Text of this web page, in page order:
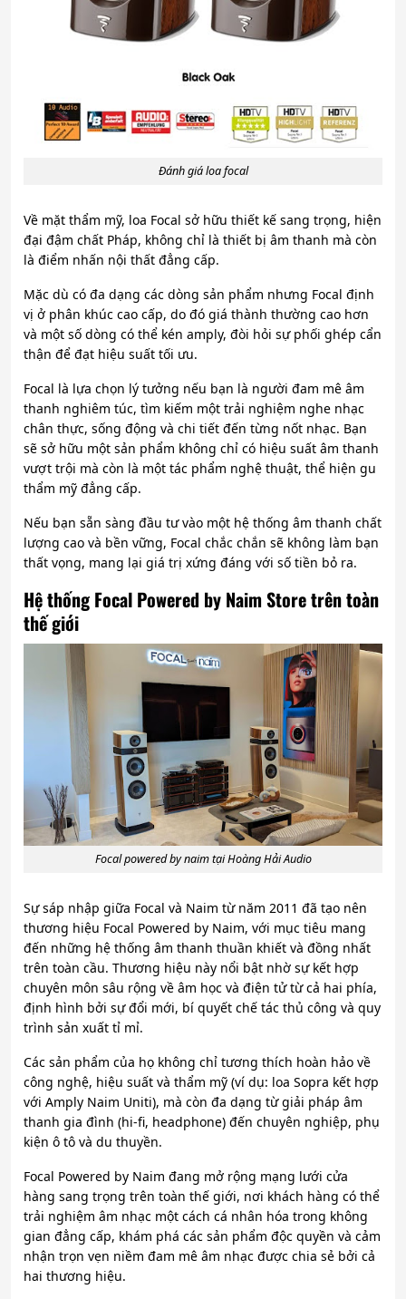
Đánh giá loa focal
Về mặt thẩm mỹ, loa Focal sở hữu thiết kế sang trọng, hiện
đại đậm chất Pháp, không chỉ là thiết bị âm thanh mà còn
là điểm nhấn nội thất đẳng cấp.
Mặc dù có đa dạng các dòng sản phẩm nhưng Focal định
vị ở phân khúc cao cấp, do đó giá thành thường cao hơn
và một số dòng có thể kén amply, đòi hỏi sự phối ghép cẩn
thận để đạt hiệu suất tối ưu.
Focal là lựa chọn lý tưởng nếu bạn là người đam mê âm
thanh nghiêm túc, tìm kiếm một trải nghiệm nghe nhạc
chân thực, sống động và chi tiết đến từng nốt nhạc. Bạn
sẽ sở hữu một sản phẩm không chỉ có hiệu suất âm thanh
vượt trội mà còn là một tác phẩm nghệ thuật, thể hiện gu
thẩm mỹ đẳng cấp.
Nếu bạn sẵn sàng đầu tư vào một hệ thống âm thanh chất
lượng cao và bền vững, Focal chắc chắn sẽ không làm bạn
thất vọng, mang lại giá trị xứng đáng với số tiền bỏ ra.
Hệ thống Focal Powered by Naim Store trên toàn
thế giới
Focal powered by naim tại Hoàng Hải Audio
Sự sáp nhập giữa Focal và Naim từ năm 2011 đã tạo nên
thương hiệu Focal Powered by Naim, với mục tiêu mang
đến những hệ thống âm thanh thuần khiết và đồng nhất
trên toàn cầu. Thương hiệu này nổi bật nhờ sự kết hợp
chuyên môn sâu rộng về âm học và điện tử từ cả hai phía,
định hình bởi sự đổi mới, bí quyết chế tác thủ công và quy
trình sản xuất tỉ mỉ.
Các sản phẩm của họ không chỉ tương thích hoàn hảo về
công nghệ, hiệu suất và thẩm mỹ (ví dụ: loa Sopra kết hợp
với Amply Naim Uniti), mà còn đa dạng từ giải pháp âm
thanh gia đình (hi-fi, headphone) đến chuyên nghiệp, phụ
kiện ô tô và du thuyền.
Focal Powered by Naim đang mở rộng mạng lưới cửa
hàng sang trọng trên toàn thế giới, nơi khách hàng có thể
trải nghiệm âm nhạc một cách cá nhân hóa trong không
gian đẳng cấp, khám phá các sản phẩm độc quyền và cảm
nhận trọn vẹn niềm đam mê âm nhạc được chia sẻ bởi cả
hai thương hiệu.